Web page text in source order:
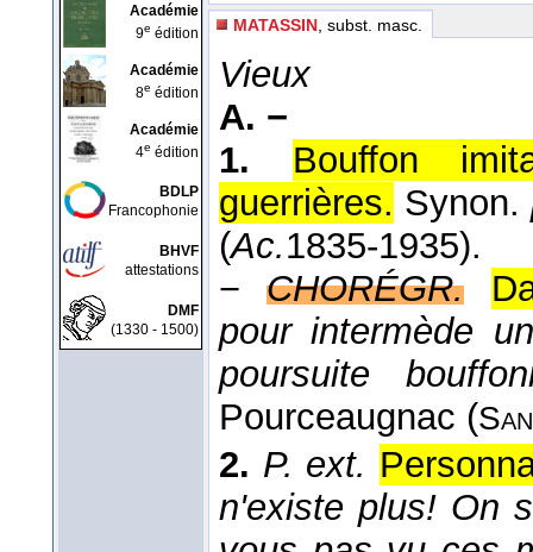
Académie
9e édition
Académie
8e édition
Académie
4e édition
BDLP
Francophonie
BHVF
attestations
DMF
(1330 - 1500)
MATASSIN , subst. masc.
Vieux
A. −
1.
Bouffon
guerrières. Synon.
(Ac.1835-1935).
−CHORÉGR.
pour intermède
poursuite
Pourceaugnac (
2. P. ext.
n'existe plus! On